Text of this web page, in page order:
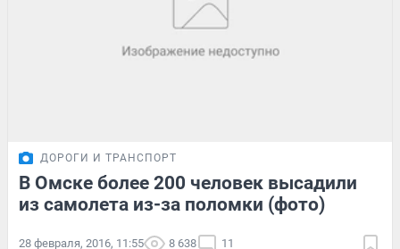
ДОРОГИ И ТРАНСПОРТ
В Омске более 200 человек высадили
из самолета из-за поломки (фото)
28 февраля, 2016, 11:55 8 638 11